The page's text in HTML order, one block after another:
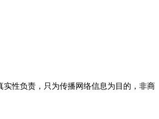
性负责，只为传播网络信息为目的，非商